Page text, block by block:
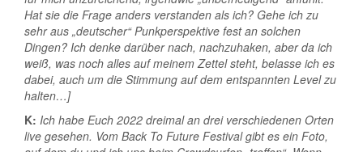
Hat sie die Frage anders verstanden als ich? Gehe ich zu
sehr aus „deutscher“ Punkperspektive fest an solchen
Dingen? Ich denke darüber nach, nachzuhaken, aber da ich
weiß, was noch alles auf meinem Zettel steht, belasse ich es
dabei, auch um die Stimmung auf dem entspannten Level zu
halten…]
K: Ich habe Euch 2022 dreimal an drei verschiedenen Orten
live gesehen. Vom Back To Future Festival gibt es ein Foto,